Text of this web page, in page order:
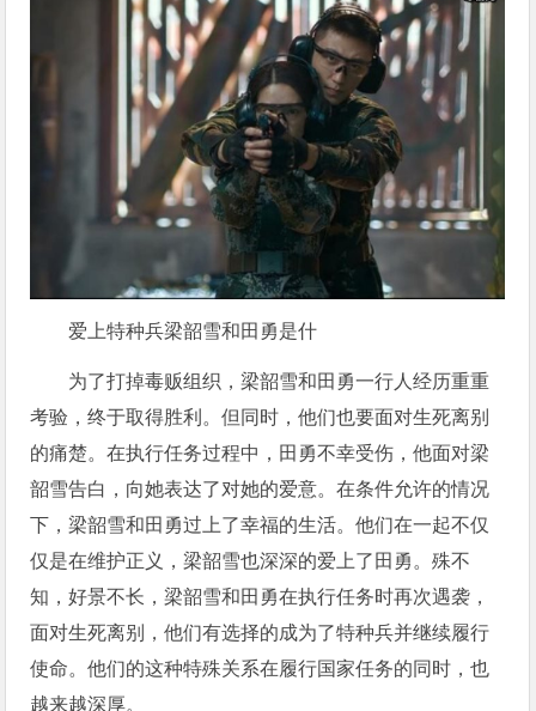
爱上特种兵梁韶雪和田勇是什
为了打掉毒贩组织，梁韶雪和田勇一行人经历重重
考验，终于取得胜利。但同时，他们也要面对生死离别
的痛楚。在执行任务过程中，田勇不幸受伤，他面对梁
韶雪告白，向她表达了对她的爱意。在条件允许的情况
下，梁韶雪和田勇过上了幸福的生活。他们在一起不仅
仅是在维护正义，梁韶雪也深深的爱上了田勇。殊不
知，好景不长，梁韶雪和田勇在执行任务时再次遇袭，
面对生死离别，他们有选择的成为了特种兵并继续履行
使命。他们的这种特殊关系在履行国家任务的同时，也
越来越深厚。